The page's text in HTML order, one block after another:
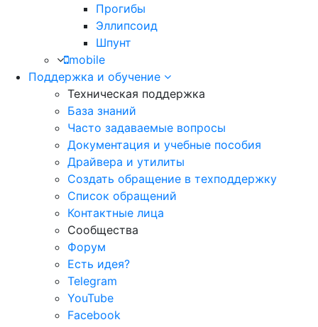
Прогибы
Эллипсоид
Шпунт
mobile
Поддержка и обучение
Техническая поддержка
База знаний
Часто задаваемые вопросы
Документация и учебные пособия
Драйвера и утилиты
Создать обращение в техподдержку
Список обращений
Контактные лица
Сообщества
Форум
Есть идея?
Telegram
YouTube
Facebook